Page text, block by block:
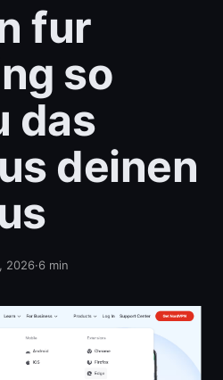
fur
so
das
deinen
2026·6 min